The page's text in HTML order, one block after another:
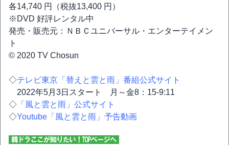
各14,740 円（税抜13,400 円）
※DVD 好評レンタル中
発売・販売元：ＮＢＣユニバーサル・エンターテイメン
ト
© 2020 TV Chosun
◇テレビ東京「替えと雲と雨」番組公式サイト
2022年5月3日スタート 月～金8：15-9:11
◇ 「風と雲と雨」公式サイト
◇Youtube「風と雲と雨」予告動画